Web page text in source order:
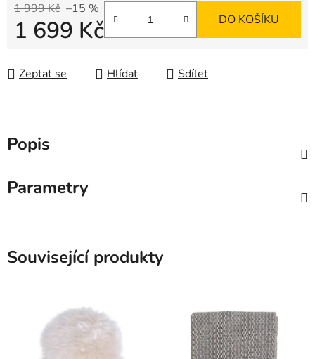
1 999 Kč –15 %
1 699 Kč DO KOŠÍKU
Zeptat se Hlídat Sdílet
Popis
Parametry
Související produkty